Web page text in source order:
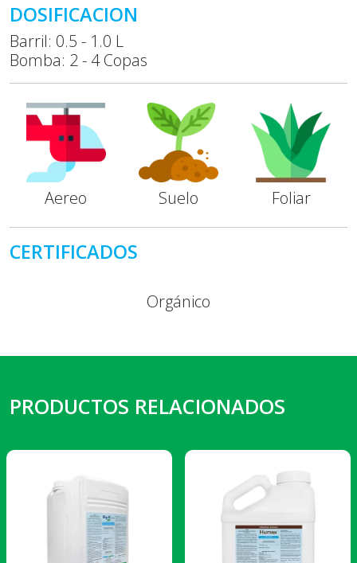
DOSIFICACION
Barril: 0.5 - 1.0 L
Bomba: 2 - 4 Copas
Aereo Suelo Foliar
CERTIFICADOS
Orgánico
PRODUCTOS RELACIONADOS